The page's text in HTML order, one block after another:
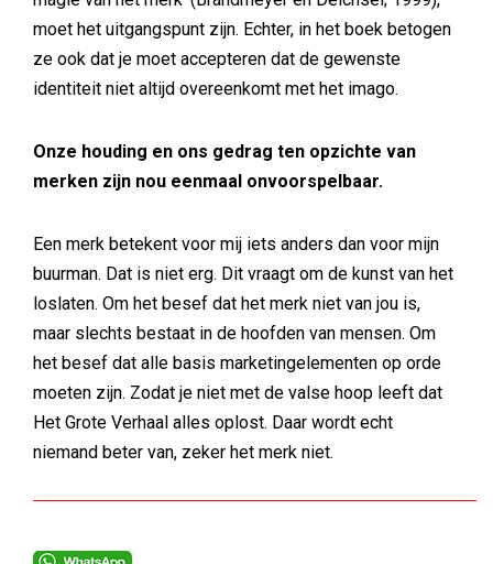
moet het uitgangspunt zijn. Echter, in het boek betogen
ze ook dat je moet accepteren dat de gewenste
identiteit niet altijd overeenkomt met het imago.
Onze houding en ons gedrag ten opzichte van
merken zijn nou eenmaal onvoorspelbaar.
Een merk betekent voor mij iets anders dan voor mijn
buurman. Dat is niet erg. Dit vraagt om de kunst van het
loslaten. Om het besef dat het merk niet van jou is,
maar slechts bestaat in de hoofden van mensen. Om
het besef dat alle basis marketingelementen op orde
moeten zijn. Zodat je niet met de valse hoop leeft dat
Het Grote Verhaal alles oplost. Daar wordt echt
niemand beter van, zeker het merk niet.